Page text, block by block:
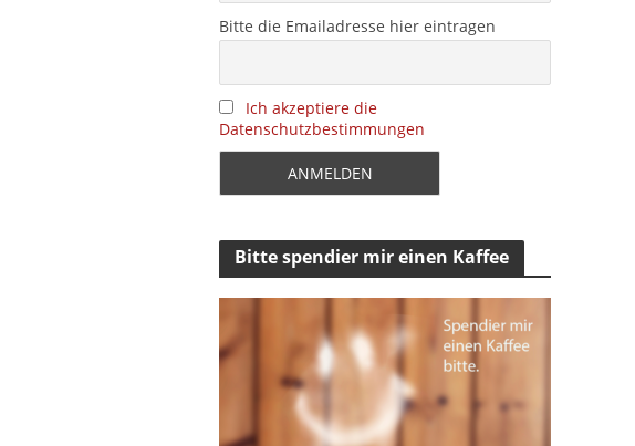
Bitte die Emailadresse hier eintragen
Ich akzeptiere die
Datenschutzbestimmungen
Bitte spendier mir einen Kaffee